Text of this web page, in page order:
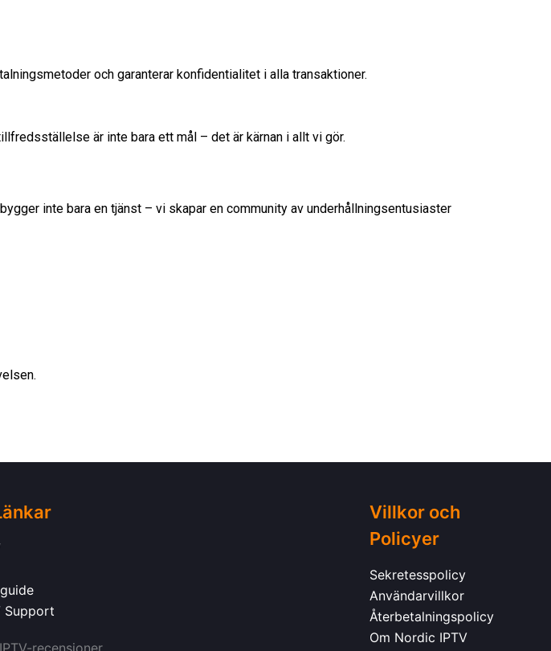
och garanterar konfidentialitet i alla transaktioner.
är inte bara ett mål – det är kärnan i allt vi gör.
inte bara en tjänst – vi skapar en community av underhållningsentusiaster
Support
Villkor och
Policyer
Sekretesspolicy
Användarvillkor
Återbetalningspolicy
Om Nordic IPTV